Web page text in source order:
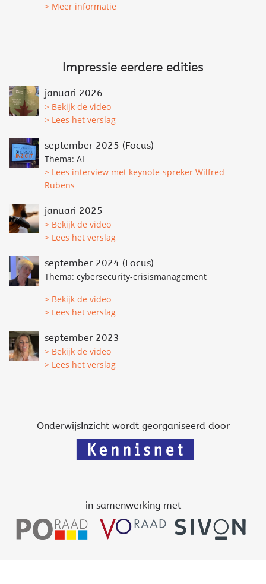
> Meer informatie
Impressie eerdere edities
januari 2026
> Bekijk de video
> Lees het verslag
september 2025 (Focus)
Thema: AI
> Lees interview met keynote-spreker Wilfred
Rubens
januari 2025
> Bekijk de video
> Lees het verslag
september 2024 (Focus)
Thema: cybersecurity-crisismanagement
> Bekijk de video
> Lees het verslag
september 2023
> Bekijk de video
> Lees het verslag
OnderwijsInzicht wordt georganiseerd door
in samenwerking met